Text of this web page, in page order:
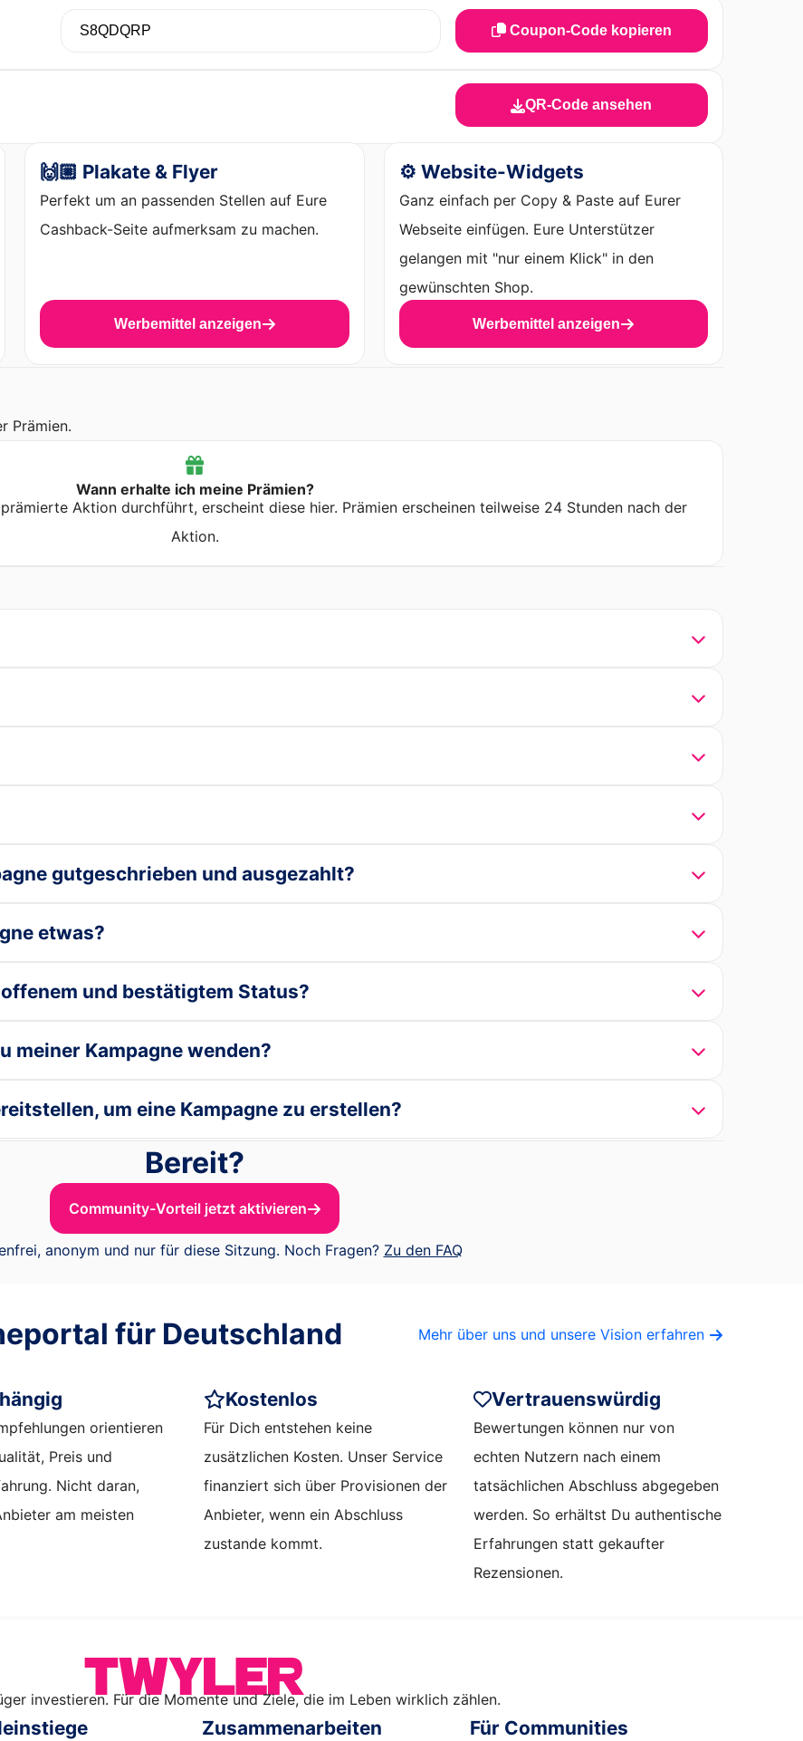
Coupon-Code kopieren
QR-Code ansehen
🙌🏼 Plakate & Flyer
Perfekt um an passenden Stellen auf Eure
Cashback-Seite aufmerksam zu machen.
Werbemittel anzeigen
⚙️ Website-Widgets
Ganz einfach per Copy & Paste auf Eurer
Webseite einfügen. Eure Unterstützer
gelangen mit "nur einem Klick" in den
gewünschten Shop.
Werbemittel anzeigen
Prämien.
Wann erhalte ich meine Prämien?
Aktion durchführt, erscheint diese hier. Prämien erscheinen teilweise 24 Stunden nach der
Aktion.
gutgeschrieben und ausgezahlt?
etwas?
und bestätigtem Status?
meiner Kampagne wenden?
um eine Kampagne zu erstellen?
Bereit?
Community-Vorteil jetzt aktivieren
anonym und nur für diese Sitzung. Noch Fragen? Zu den FAQ
für Deutschland Mehr über uns und unsere Vision erfahren
orientieren
Preis und
Nicht daran,
am meisten
Kostenlos
Für Dich entstehen keine
zusätzlichen Kosten. Unser Service
finanziert sich über Provisionen der
Anbieter, wenn ein Abschluss
zustande kommt.
Vertrauenswürdig
Bewertungen können nur von
echten Nutzern nach einem
tatsächlichen Abschluss abgegeben
werden. So erhältst Du authentische
Erfahrungen statt gekaufter
Rezensionen.
investieren. Für die Momente und Ziele, die im Leben wirklich zählen.
Zusammenarbeiten Für Communities